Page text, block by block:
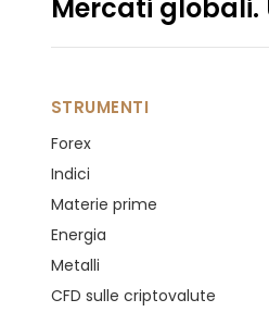
Mercati globali.
STRUMENTI
Forex
Indici
Materie prime
Energia
Metalli
CFD sulle criptovalute